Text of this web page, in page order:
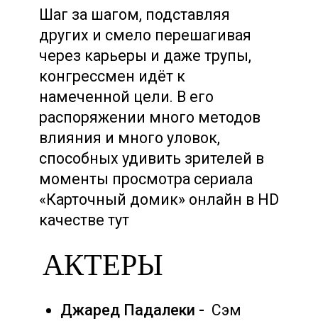
Шаг за шагом, подставляя
других и смело перешагивая
через карьеры и даже трупы,
конгрессмен идёт к
намеченной цели. В его
распоряжении много методов
влияния и много уловок,
способных удивить зрителей в
моменты просмотра сериала
«Карточный домик» онлайн в HD
качестве тут
АКТЕРЫ
Джаред Падалеки - Сэм